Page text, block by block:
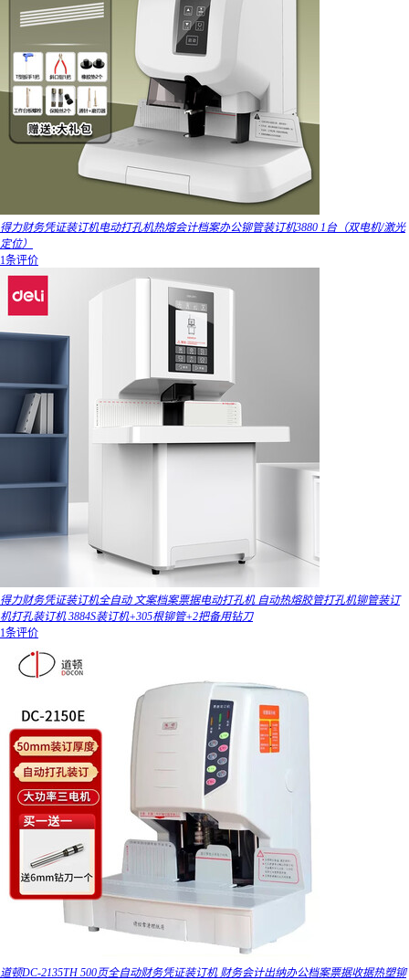
得力财务凭证装订机电动打孔机热熔会计档案办公铆管装订机3880 1台（双电机/激光
定位）
1条评价
得力财务凭证装订机全自动 文案档案票据电动打孔机 自动热熔胶管打孔机铆管装订
机打孔装订机 3884S装订机+305根铆管+2把备用钻刀
1条评价
道顿DC-2135TH 500页全自动财务凭证装订机 财务会计出纳办公档案票据收据热塑铆